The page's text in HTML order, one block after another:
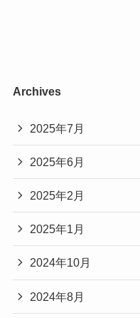
Archives
2025年7月
2025年6月
2025年2月
2025年1月
2024年10月
2024年8月